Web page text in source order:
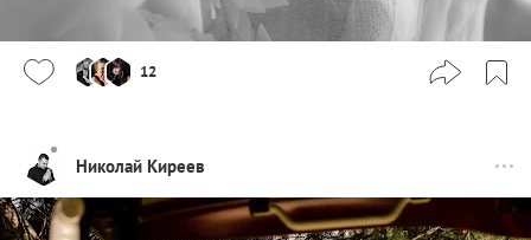
12
Николай Киреев